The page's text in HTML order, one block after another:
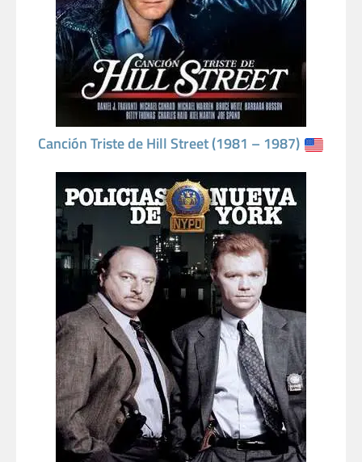
Canción Triste de Hill Street (1981 – 1987)